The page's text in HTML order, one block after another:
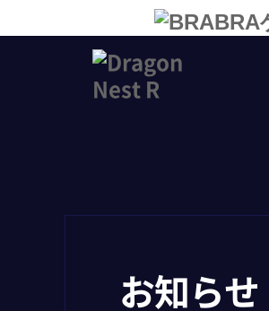
お知らせ